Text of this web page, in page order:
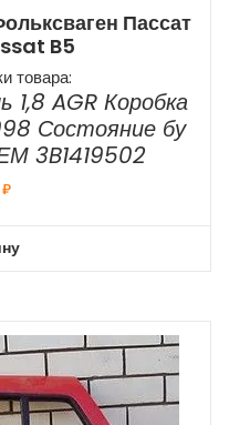
Пассат
B5
товара:
1,8 AGR Коробка
Состояние бу
3B1419502
₽